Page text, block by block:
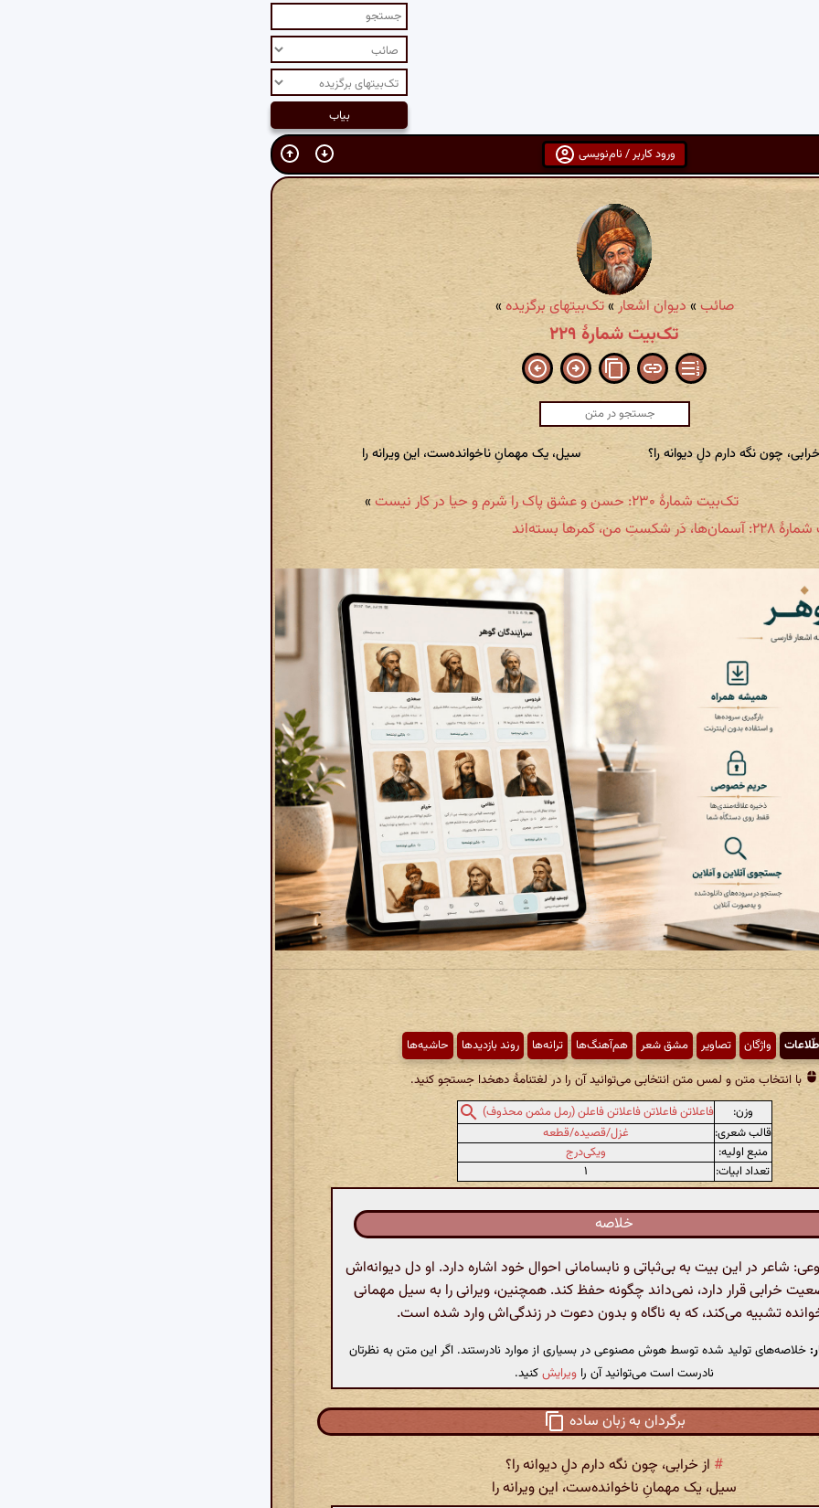
ورود کاربر / نام‌نویسی
صائب»دیوان اشعار »تک‌بیتهای برگزیده»
تک‌بیت شمارهٔ ۲۲۹
چون نگه دارم دلِ دیوانه را؟ سیل، یک مهمانِ ناخوانده‌ست، این ویرانه را
تک‌بیت شمارهٔ ۲۳۰: حسن و عشق پاک را شرم و حیا در کار نیست
»
شکستِ من، کَمرها بسته‌اند
واژگان تصاویر مشق شعر هم‌آهنگ‌ها ترانه‌ها روند بازدیدها حاشیه‌ها
با انتخاب متن و لمس متن انتخابی می‌توانید آن را در لغتنامهٔ دهخدا جستجو کنید.
وزن:
فاعلاتن فاعلاتن فاعلاتن فاعلن (رمل مثمن محذوف)
قالب شعری:
غزل/قصیده/قطعه
منبع اولیه:
ویکی‌درج
تعداد ابیات:
۱
خلاصه
شاعر در این بیت به بی‌ثباتی و نابسامانی احوال خود اشاره دارد. او دل دیوانه‌اش
خرابی قرار دارد، نمی‌داند چگونه حفظ کند. همچنین، ویرانی را به سیل مهمانی
تشبیه می‌کند، که به ناگاه و بدون دعوت در زندگی‌اش وارد شده است.
خلاصه‌های تولید شده توسط هوش مصنوعی در بسیاری از موارد نادرستند. اگر این متن به نظرتان
نادرست است می‌توانید آن را ویرایشکنید.
برگردان به زبان ساده
# از خرابی، چون نگه دارم دلِ دیوانه را؟
سیل، یک مهمانِ ناخوانده‌ست، این ویرانه را